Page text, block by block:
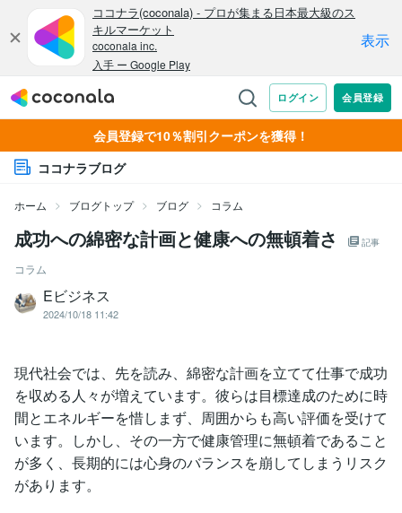
会員登録で10％割引クーポンを獲得！
ココナラブログ
ホーム ブログトップ ブログ コラム
成功への綿密な計画と健康への無頓着さ 記事
コラム
Eビジネス
2024/10/18 11:42
現代社会では、先を読み、綿密な計画を立てて仕事で成功
を収める人々が増えています。彼らは目標達成のために時
間とエネルギーを惜しまず、周囲からも高い評価を受けて
います。しかし、その一方で健康管理に無頓着であること
が多く、長期的には心身のバランスを崩してしまうリスク
があります。